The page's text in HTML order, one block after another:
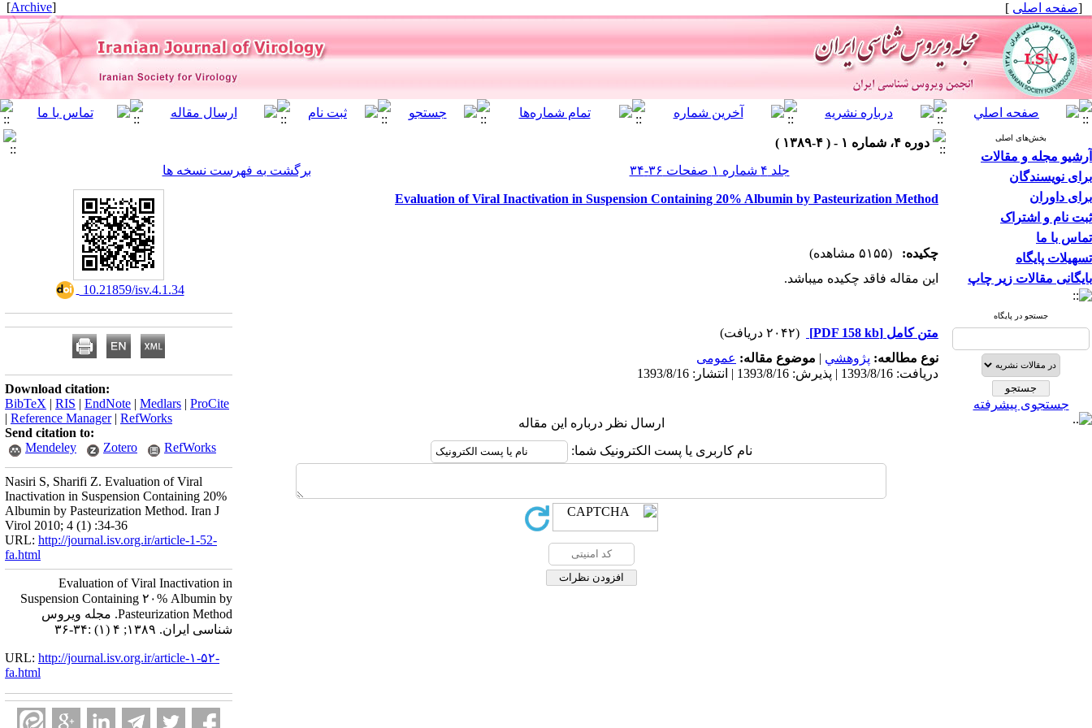
[صفحه اصلی ]
[
Archive
]
بخش‌های اصلی
آرشیو مجله و مقالات
برای نویسندگان
برای داوران
ثبت نام و اشتراک
تماس با ما
تسهیلات پایگاه
بایگانی مقالات زیر چاپ
جستجو در پایگاه
جستجوی پیشرفته
دوره ۴، شماره ۱ - ( ۴-۱۳۸۹ )
جلد ۴ شماره ۱ صفحات ۳۶-۳۴
برگشت به فهرست نسخه ها
Evaluation of Viral Inactivation in Suspension Containing 20% Albumin by Pasteurization Method
چکیده:
(۵۱۵۵ مشاهده)
این مقاله فاقد چکیده می​باشد.
متن کامل [PDF 158 kb]
(۲۰۴۲ دریافت)
نوع مطالعه: پژوهشي | موضوع مقاله: عمومى
دریافت: 1393/8/16 | پذیرش: 1393/8/16 | انتشار: 1393/8/16
ارسال نظر درباره این مقاله
نام کاربری یا پست الکترونیک شما:
‎ 10.21859/isv.4.1.34
Download citation:
BibTeX | RIS | EndNote | Medlars | ProCite
| Reference Manager| RefWorks
Send citation to:
Mendeley
Zotero RefWorks
Nasiri S, Sharifi Z. Evaluation of Viral
Inactivation in Suspension Containing 20%
Albumin by Pasteurization Method. Iran J
Virol 2010; 4 (1) :34-36
URL: http://journal.isv.org.ir/article-1-52-
fa.html
Evaluation of Viral Inactivation in
Suspension Containing ۲۰% Albumin by
Pasteurization Method. مجله ویروس
شناسی ایران. ۱۳۸۹; ۴ (۱) :۳۴-۳۶
URL: http://journal.isv.org.ir/article-۱-۵۲-
fa.html